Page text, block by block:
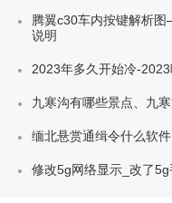
腾翼c30车内按键解析
说明
2023年多久开始冷-
九寒沟有哪些景点、九
缅北悬赏通缉令什么软
修改5g网络显示_改了